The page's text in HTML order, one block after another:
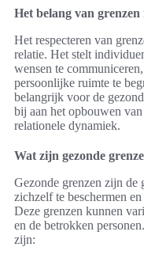
Het belang van grenzen
Het respecteren van
relatie. Het stelt
wensen te
persoonlijke ruimte te
belangrijk voor de
bij aan het opbouwen
relationele dynamiek.
Wat zijn gezonde
Gezonde grenzen zijn
zichzelf te beschermen
Deze grenzen kunnen
en de betrokken
zijn: